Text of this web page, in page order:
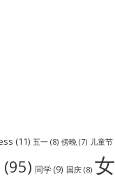
(11) 五一 (8) 傍晚 (7) 儿童节
(95) 同学(9) 国庆 (8) 女